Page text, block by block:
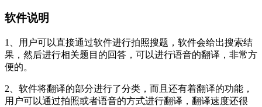
软件说明
1、用户可以直接通过软件进行拍照搜题，软件会给出搜索结
果，然后进行相关题目的回答，可以进行语音的翻译，非常方
便的。
2、软件将翻译的部分进行了分类，而且还有着翻译的功能，
用户可以通过拍照或者语音的方式进行翻译，翻译速度还很